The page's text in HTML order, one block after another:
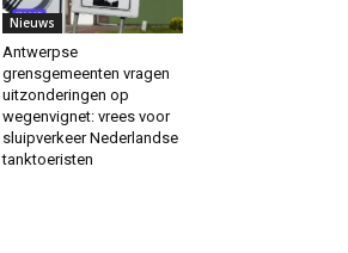
Nieuws
Antwerpse
grensgemeenten vragen
uitzonderingen op
wegenvignet: vrees voor
sluipverkeer Nederlandse
tanktoeristen